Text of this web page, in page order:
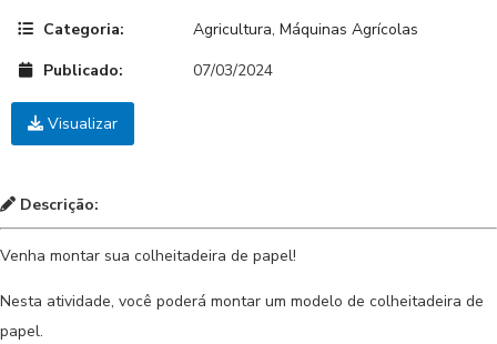
Categoria:
Agricultura, Máquinas Agrícolas
Publicado:
07/03/2024
Visualizar
Descrição:
Venha montar sua colheitadeira de papel!
Nesta atividade, você poderá montar um modelo de colheitadeira de
papel.